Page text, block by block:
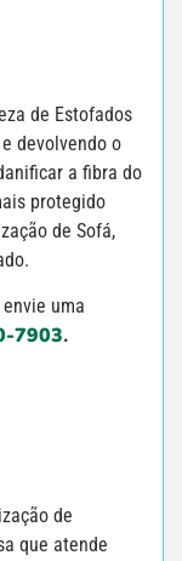
de Estofados
devolvendo o
a fibra do
protegido
de Sofá,
uma
7903.
de
que atende